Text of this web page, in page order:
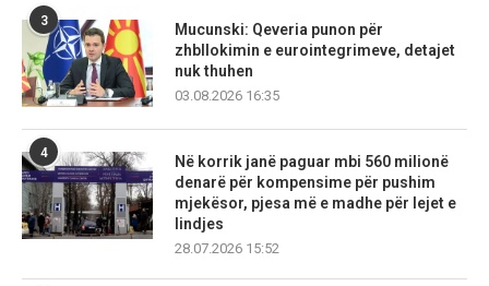
3
Mucunski: Qeveria punon për
zhbllokimin e eurointegrimeve, detajet
nuk thuhen
03.08.2026 16:35
4
Në korrik janë paguar mbi 560 milionë
denarë për kompensime për pushim
mjekësor, pjesa më e madhe për lejet e
lindjes
28.07.2026 15:52